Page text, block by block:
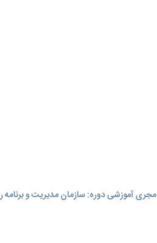
مجری آموزشی دوره: سازمان مدیریت و برنامه‌